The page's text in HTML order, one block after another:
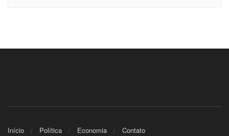
Início Política Economia Contato